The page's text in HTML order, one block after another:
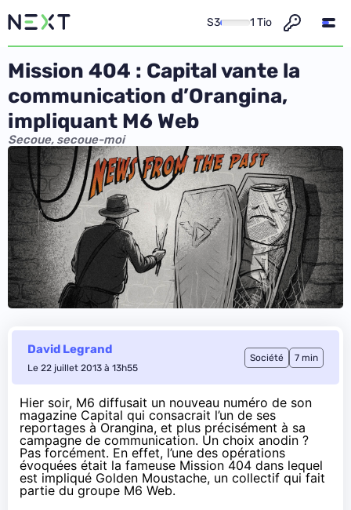
S3 1 Tio
Mission 404 : Capital vante la
communication d’Orangina,
impliquant M6 Web
Secoue, secoue-moi
David Legrand
Le 22 juillet 2013 à 13h55
Société 7 min
Hier soir, M6 diffusait un nouveau numéro de son
magazine Capital qui consacrait l’un de ses
reportages à Orangina, et plus précisément à sa
campagne de communication. Un choix anodin ?
Pas forcément. En effet, l’une des opérations
évoquées était la fameuse Mission 404 dans lequel
est impliqué Golden Moustache, un collectif qui fait
partie du groupe M6 Web.